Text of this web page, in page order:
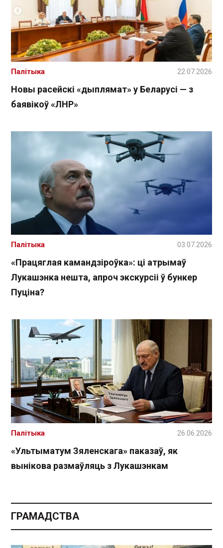
Новы расейскі «дыплямат» у Беларусі — з
баявікоў «ЛНР»
Палітыка 22.07.2026
«Працяглая камандзіроўка»: ці атрымаў
Лукашэнка нешта, апроч экскурсіі ў бункер
Пуціна?
Палітыка 03.07.2026
«Ультыматум Зяленскага» паказаў, як
вынікова размаўляць з Лукашэнкам
Палітыка 26.06.2026
ГРАМАДСТВА